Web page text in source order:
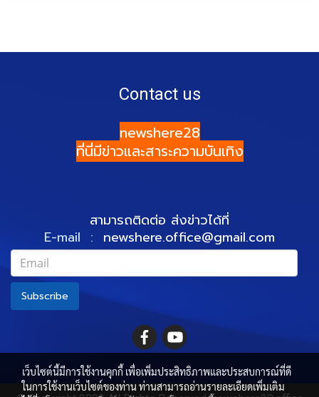
Contact us
newshere28
ที่นี่มีข่าวและสาระความบันเทิง
สามารถติดต่อ ส่งข่าวได้ที่
E-mail : newshere.office@gmail.com
Subscribe
เว็บไซต์นี้มีการใช้งานคุกกี้ เพื่อเพิ่มประสิทธิภาพและประสบการณ์ที่ดี
ในการใช้งานเว็บไซต์ของท่าน ท่านสามารถอ่านรายละเอียดเพิ่มเติม